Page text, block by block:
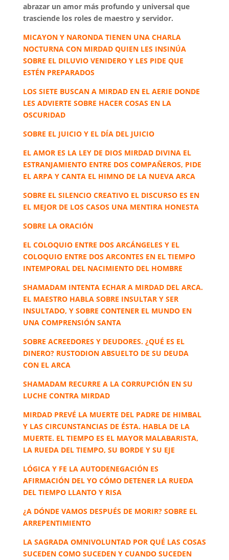
abrazar un amor más profundo y universal que
trasciende los roles de maestro y servidor.
MICAYON Y NARONDA TIENEN UNA CHARLA
NOCTURNA CON MIRDAD QUIEN LES INSINÚA
SOBRE EL DILUVIO VENIDERO Y LES PIDE QUE
ESTÉN PREPARADOS
LOS SIETE BUSCAN A MIRDAD EN EL AERIE DONDE
LES ADVIERTE SOBRE HACER COSAS EN LA
OSCURIDAD
SOBRE EL JUICIO Y EL DÍA DEL JUICIO
EL AMOR ES LA LEY DE DIOS MIRDAD DIVINA EL
ESTRANJAMIENTO ENTRE DOS COMPAÑEROS, PIDE
EL ARPA Y CANTA EL HIMNO DE LA NUEVA ARCA
SOBRE EL SILENCIO CREATIVO EL DISCURSO ES EN
EL MEJOR DE LOS CASOS UNA MENTIRA HONESTA
SOBRE LA ORACIÓN
EL COLOQUIO ENTRE DOS ARCÁNGELES Y EL
COLOQUIO ENTRE DOS ARCONTES EN EL TIEMPO
INTEMPORAL DEL NACIMIENTO DEL HOMBRE
SHAMADAM INTENTA ECHAR A MIRDAD DEL ARCA.
EL MAESTRO HABLA SOBRE INSULTAR Y SER
INSULTADO, Y SOBRE CONTENER EL MUNDO EN
UNA COMPRENSIÓN SANTA
SOBRE ACREEDORES Y DEUDORES. ¿QUÉ ES EL
DINERO? RUSTODION ABSUELTO DE SU DEUDA
CON EL ARCA
SHAMADAM RECURRE A LA CORRUPCIÓN EN SU
LUCHE CONTRA MIRDAD
MIRDAD PREVÉ LA MUERTE DEL PADRE DE HIMBAL
Y LAS CIRCUNSTANCIAS DE ÉSTA. HABLA DE LA
MUERTE. EL TIEMPO ES EL MAYOR MALABARISTA,
LA RUEDA DEL TIEMPO, SU BORDE Y SU EJE
LÓGICA Y FE LA AUTODENEGACIÓN ES
AFIRMACIÓN DEL YO CÓMO DETENER LA RUEDA
DEL TIEMPO LLANTO Y RISA
¿A DÓNDE VAMOS DESPUÉS DE MORIR? SOBRE EL
ARREPENTIMIENTO
LA SAGRADA OMNIVOLUNTAD POR QUÉ LAS COSAS
SUCEDEN COMO SUCEDEN Y CUANDO SUCEDEN